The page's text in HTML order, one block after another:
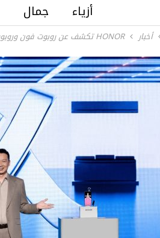
أزياء جمال
أخبار HONOR تكشف عن روبوت فون وروبوت بشري وMagic V6